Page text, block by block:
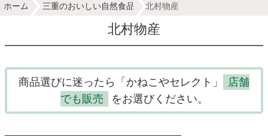
ホーム 三重のおいしい自然食品 北村物産
北村物産
商品選びに迷ったら「かねこやセレクト」
店舗
でも販売
をお選びください。